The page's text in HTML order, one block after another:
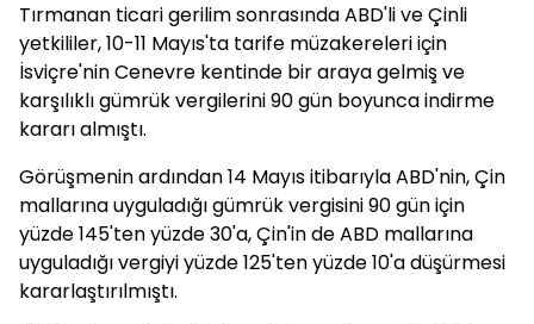
Tırmanan ticari gerilim sonrasında ABD'li ve Çinli
yetkililer, 10-11 Mayıs'ta tarife müzakereleri için
İsviçre'nin Cenevre kentinde bir araya gelmiş ve
karşılıklı gümrük vergilerini 90 gün boyunca indirme
kararı almıştı.
Görüşmenin ardından 14 Mayıs itibarıyla ABD'nin, Çin
mallarına uyguladığı gümrük vergisini 90 gün için
yüzde 145'ten yüzde 30'a, Çin'in de ABD mallarına
uyguladığı vergiyi yüzde 125'ten yüzde 10'a düşürmesi
kararlaştırılmıştı.